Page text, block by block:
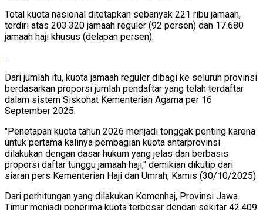
Total kuota nasional ditetapkan sebanyak 221 ribu jamaah,
terdiri atas 203.320 jamaah reguler (92 persen) dan 17.680
jamaah haji khusus (delapan persen).
Dari jumlah itu, kuota jamaah reguler dibagi ke seluruh provinsi
berdasarkan proporsi jumlah pendaftar yang telah terdaftar
dalam sistem Siskohat Kementerian Agama per 16
September 2025.
"Penetapan kuota tahun 2026 menjadi tonggak penting karena
untuk pertama kalinya pembagian kuota antarprovinsi
dilakukan dengan dasar hukum yang jelas dan berbasis
proporsi daftar tunggu jamaah haji," demikian dikutip dari
siaran pers Kementerian Haji dan Umrah, Kamis (30/10/2025).
Dari perhitungan yang dilakukan Kemenhaj, Provinsi Jawa
Timur menjadi penerima kuota terbesar dengan sekitar 42.409